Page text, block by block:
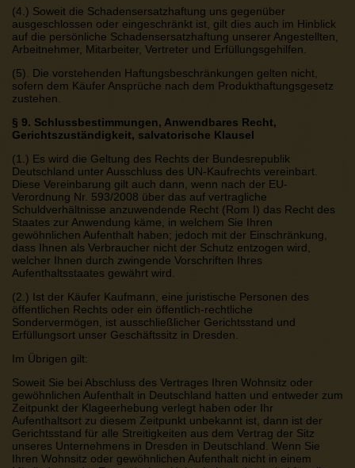
(4.) Soweit die Schadensersatzhaftung uns gegenüber
ausgeschlossen oder eingeschränkt ist, gilt dies auch im Hinblick
auf die persönliche Schadensersatzhaftung unserer Angestellten,
Arbeitnehmer, Mitarbeiter, Vertreter und Erfüllungsgehilfen.
(5). Die vorstehenden Haftungsbeschränkungen gelten nicht,
sofern dem Käufer Ansprüche nach dem Produkthaftungsgesetz
zustehen.
§ 9. Schlussbestimmungen, Anwendbares Recht,
Gerichtszuständigkeit, salvatorische Klausel
(1.) Es wird die Geltung des Rechts der Bundesrepublik
Deutschland unter Ausschluss des UN-Kaufrechts vereinbart.
Diese Vereinbarung gilt auch dann, wenn nach der EU-
Verordnung Nr. 593/2008 über das auf vertragliche
Schuldverhältnisse anzuwendende Recht (Rom I) das Recht des
Staates zur Anwendung käme, in welchem Sie Ihren
gewöhnlichen Aufenthalt haben; jedoch mit der Einschränkung,
dass Ihnen als Verbraucher nicht der Schutz entzogen wird,
welcher Ihnen durch zwingende Vorschriften Ihres
Aufenthaltsstaates gewährt wird.
(2.) Ist der Käufer Kaufmann, eine juristische Personen des
öffentlichen Rechts oder ein öffentlich-rechtliche
Sondervermögen, ist ausschließlicher Gerichtsstand und
Erfüllungsort unser Geschäftssitz in Dresden.
Im Übrigen gilt:
Soweit Sie bei Abschluss des Vertrages Ihren Wohnsitz oder
gewöhnlichen Aufenthalt in Deutschland hatten und entweder zum
Zeitpunkt der Klageerhebung verlegt haben oder Ihr
Aufenthaltsort zu diesem Zeitpunkt unbekannt ist, dann ist der
Gerichtsstand für alle Streitigkeiten aus dem Vertrag der Sitz
unseres Unternehmens in Dresden in Deutschland. Wenn Sie
Ihren Wohnsitz oder gewöhnlichen Aufenthalt nicht in einem